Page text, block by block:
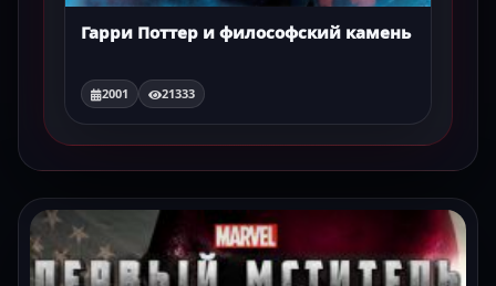
Гарри Поттер и философский камень
2001 21333